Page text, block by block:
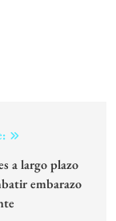
a largo plazo
embarazo